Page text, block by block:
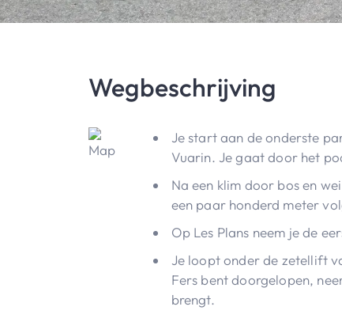
Wegbeschrijving
Je start aan de onderste
Vuarin. Je gaat door het
Na een klim door bos en
een paar honderd meter
Op Les Plans neem je de
Je loopt onder de zetellift
Fers bent doorgelopen,
brengt.